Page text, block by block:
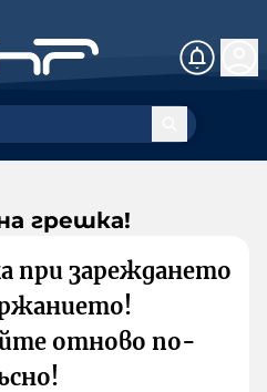
грешка!
при зареждането
отново по-